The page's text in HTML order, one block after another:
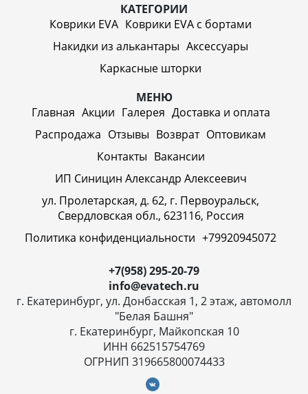
КАТЕГОРИИ
Коврики EVA Коврики EVA c бортами
Накидки из алькантары Аксессуары
Каркасные шторки
МЕНЮ
Главная Акции Галерея Доставка и оплата
Распродажа Отзывы Возврат Оптовикам
Контакты Вакансии
ИП Синицин Александр Алексеевич
ул. Пролетарская, д. 62, г. Первоуральск,
Свердловская обл., 623116, Россия
Политика конфиденциальности +79920945072
+7(958) 295-20-79
info@evatech.ru
г. Екатеринбург, ул. Донбасская 1, 2 этаж, автомолл
"Белая Башня"
г. Екатеринбург, Майкопская 10
ИНН 662515754769
ОГРНИП 319665800074433